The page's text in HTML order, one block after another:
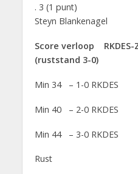
. 3 (1 punt) –
Steyn Blankenagel
Score verloop RKDES-
(ruststand 3-0)
Min 34 – 1-0 RKDES
Min 40 – 2-0 RKDES
Min 44 – 3-0 RKDES
Rust